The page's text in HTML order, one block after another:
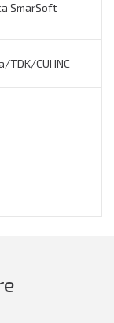
SmarSoft
CUI INC